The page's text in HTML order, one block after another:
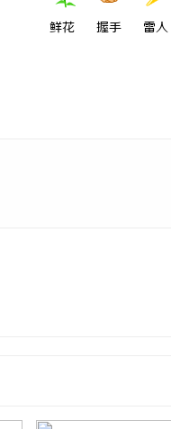
鲜花 握手 雷人